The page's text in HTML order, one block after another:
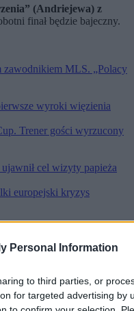
Personal Information
to third parties, or
for targeted advertising by
(Andriejewa) z
finał będzie bajeczny.
zawodnikiem MLS. „Polacy
wyroki więzienia
Trener gości wyrzucony
cel wizyty papieża
europejski kryzys
na płycie lotniska